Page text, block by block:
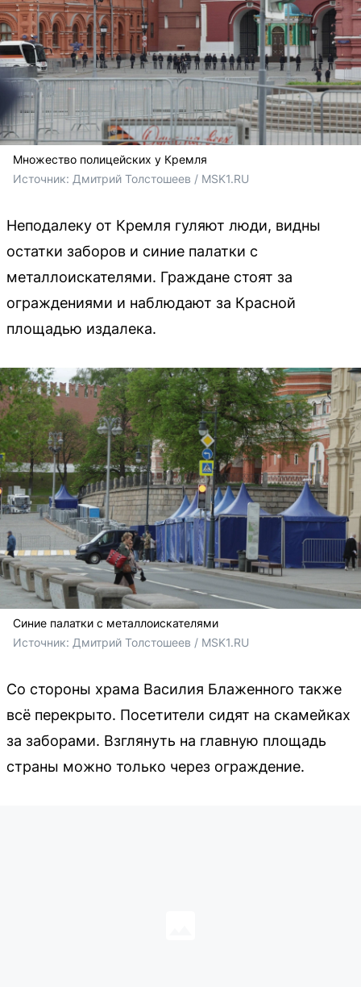
Множество полицейских у Кремля
Источник: Дмитрий Толстошеев / MSK1.RU
Неподалеку от Кремля гуляют люди, видны
остатки заборов и синие палатки с
металлоискателями. Граждане стоят за
ограждениями и наблюдают за Красной
площадью издалека.
Синие палатки с металлоискателями
Источник: Дмитрий Толстошеев / MSK1.RU
Со стороны храма Василия Блаженного также
всё перекрыто. Посетители сидят на скамейках
за заборами. Взглянуть на главную площадь
страны можно только через ограждение.